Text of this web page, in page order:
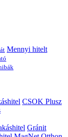
Mennyi hitelt
CSOK Plusz
Gránit